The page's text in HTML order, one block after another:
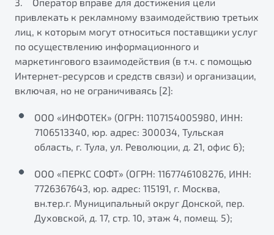
Обзор В наличии
привлекать к рекламному взаимодействию третьих
лиц, к которым могут относиться поставщики услуг
по осуществлению информационного и
маркетингового взаимодействия (в т.ч. с помощью
Интернет-ресурсов и средств связи) и организации,
включая, но не ограничиваясь [2]:
ООО «ИНФОТЕК» (ОГРН: 1107154005980, ИНН:
7106513340, юр. адрес: 300034, Тульская
область, г. Тула, ул. Революции, д. 21, офис 6);
ООО «ПЕРКС СОФТ» (ОГРН: 1167746108276, ИНН:
7726367643, юр. адрес: 115191, г. Москва,
вн.тер.г. Муниципальный округ Донской, пер.
Духовской, д. 17, стр. 10, этаж 4, помещ. 5);